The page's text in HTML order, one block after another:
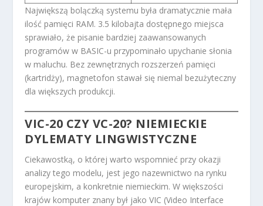
Największą bolączką systemu była dramatycznie mała
ilość pamięci RAM. 3.5 kilobajta dostępnego miejsca
sprawiało, że pisanie bardziej zaawansowanych
programów w BASIC-u przypominało upychanie słonia
w maluchu. Bez zewnętrznych rozszerzeń pamięci
(kartridży), magnetofon stawał się niemal bezużyteczny
dla większych produkcji.
VIC-20 CZY VC-20? NIEMIECKIE
DYLEMATY LINGWISTYCZNE
Ciekawostką, o której warto wspomnieć przy okazji
analizy tego modelu, jest jego nazewnictwo na rynku
europejskim, a konkretnie niemieckim. W większości
krajów komputer znany był jako VIC (Video Interface